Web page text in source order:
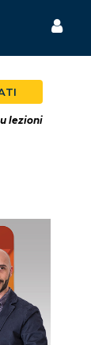
lezioni